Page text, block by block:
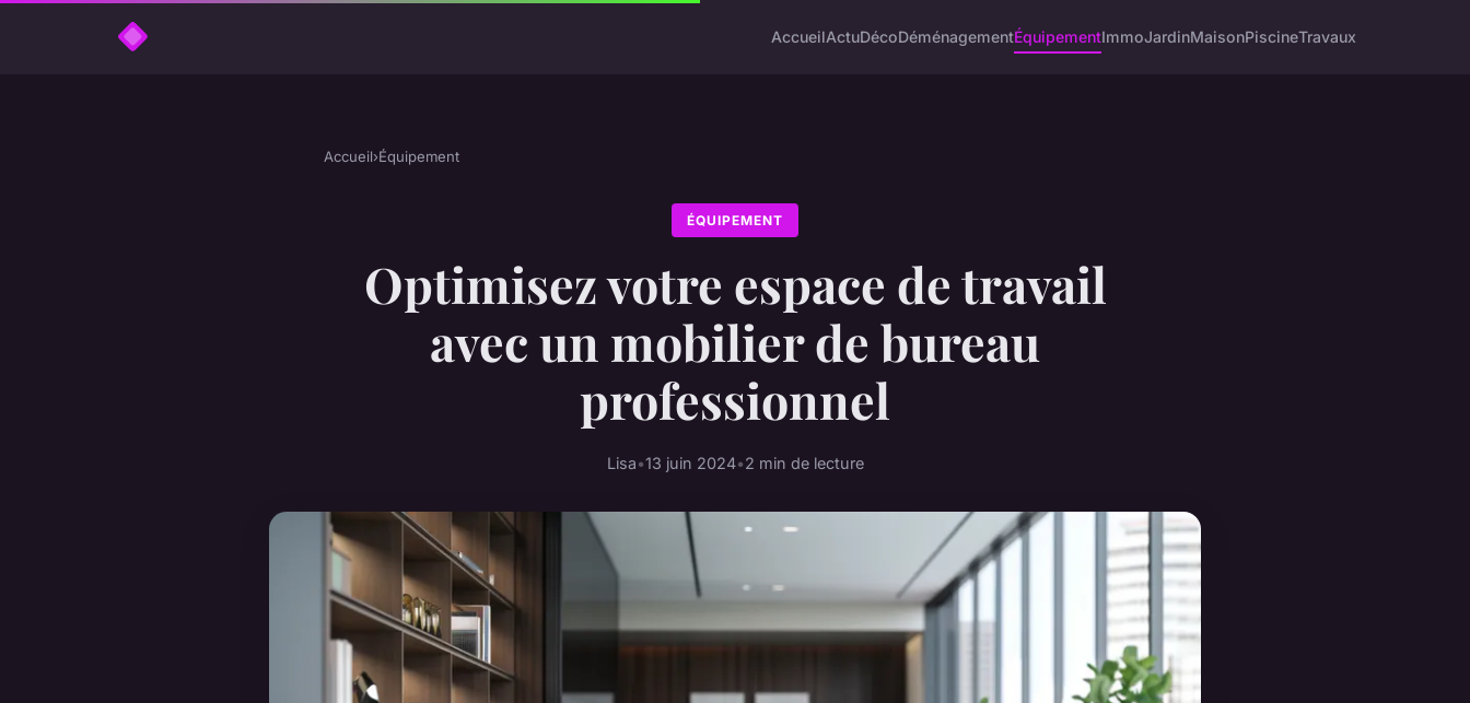
AccueilActuDécoDéménagementÉquipementImmoJardinMaisonPiscineTravaux
Accueil›Équipement
ÉQUIPEMENT
Optimisez votre espace de travail
avec un mobilier de bureau
professionnel
Lisa•13 juin 2024•2 min de lecture